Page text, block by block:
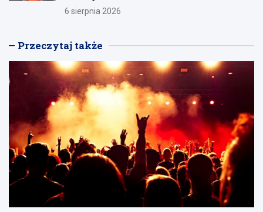
6 sierpnia 2026
Przeczytaj także